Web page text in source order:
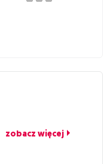
zobacz więcej